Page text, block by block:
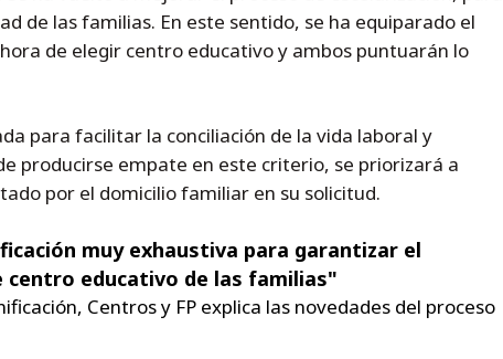
de las familias. En este sentido, se ha equiparado el
de elegir centro educativo y ambos puntuarán lo
para facilitar la conciliación de la vida laboral y
producirse empate en este criterio, se priorizará a
por el domicilio familiar en su solicitud.
muy exhaustiva para garantizar el
centro educativo de las familias"
Centros y FP explica las novedades del proceso